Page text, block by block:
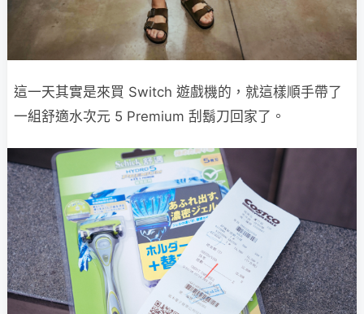
這一天其實是來買 Switch 遊戲機的，就這樣順手帶了
一組舒適水次元 5 Premium 刮鬍刀回家了。